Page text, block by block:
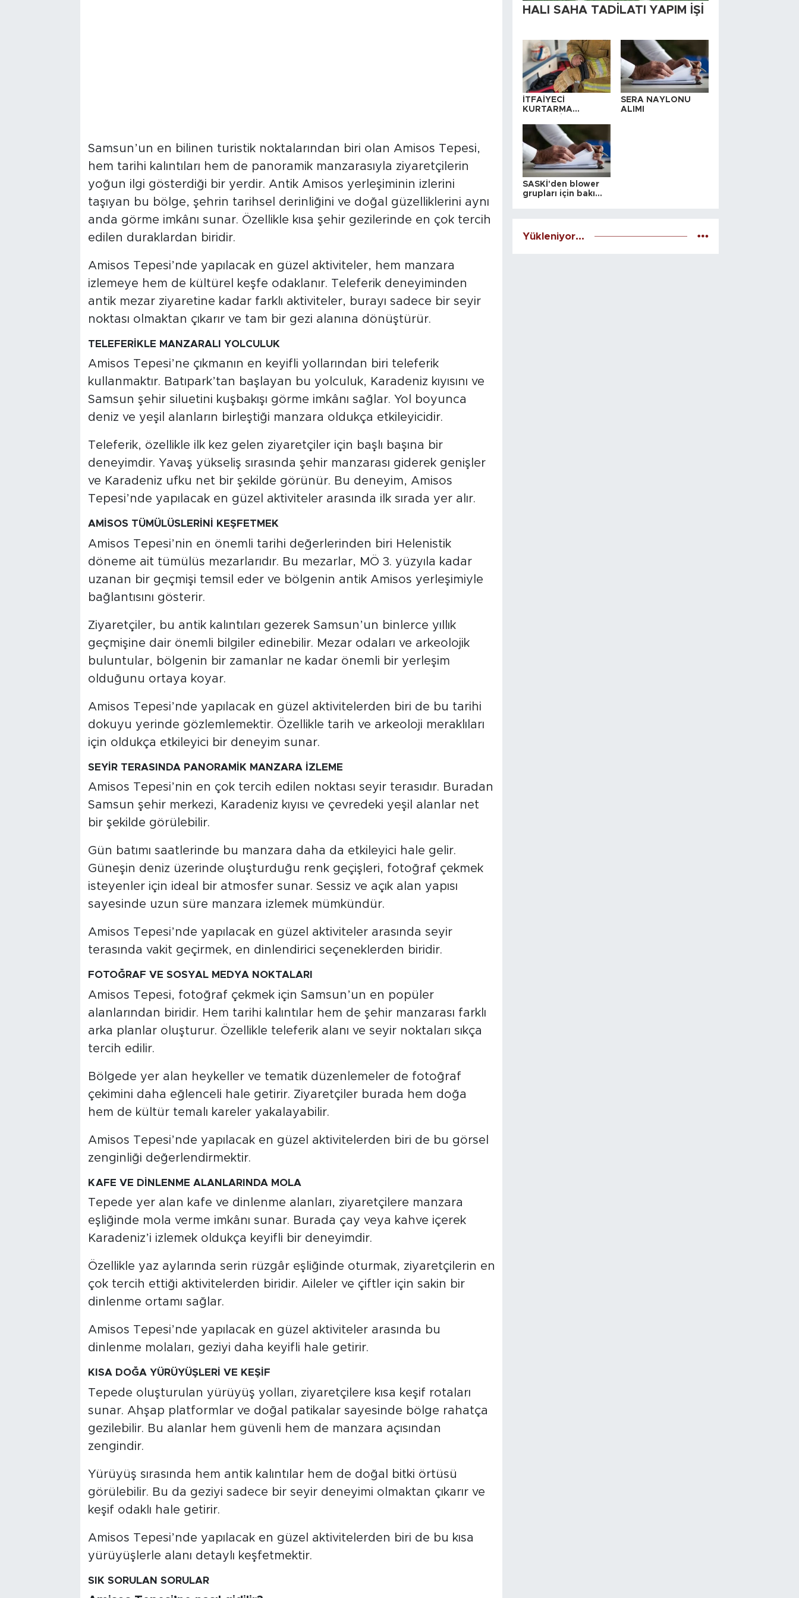
Samsun’un en bilinen turistik noktalarından biri olan Amisos Tepesi,
hem tarihi kalıntıları hem de panoramik manzarasıyla ziyaretçilerin
yoğun ilgi gösterdiği bir yerdir. Antik Amisos yerleşiminin izlerini
taşıyan bu bölge, şehrin tarihsel derinliğini ve doğal güzelliklerini aynı
anda görme imkânı sunar. Özellikle kısa şehir gezilerinde en çok tercih
edilen duraklardan biridir.
Amisos Tepesi’nde yapılacak en güzel aktiviteler, hem manzara
izlemeye hem de kültürel keşfe odaklanır. Teleferik deneyiminden
antik mezar ziyaretine kadar farklı aktiviteler, burayı sadece bir seyir
noktası olmaktan çıkarır ve tam bir gezi alanına dönüştürür.
TELEFERİKLE MANZARALI YOLCULUK
Amisos Tepesi’ne çıkmanın en keyifli yollarından biri teleferik
kullanmaktır. Batıpark’tan başlayan bu yolculuk, Karadeniz kıyısını ve
Samsun şehir siluetini kuşbakışı görme imkânı sağlar. Yol boyunca
deniz ve yeşil alanların birleştiği manzara oldukça etkileyicidir.
Teleferik, özellikle ilk kez gelen ziyaretçiler için başlı başına bir
deneyimdir. Yavaş yükseliş sırasında şehir manzarası giderek genişler
ve Karadeniz ufku net bir şekilde görünür. Bu deneyim, Amisos
Tepesi’nde yapılacak en güzel aktiviteler arasında ilk sırada yer alır.
AMİSOS TÜMÜLÜSLERİNİ KEŞFETMEK
Amisos Tepesi’nin en önemli tarihi değerlerinden biri Helenistik
döneme ait tümülüs mezarlarıdır. Bu mezarlar, MÖ 3. yüzyıla kadar
uzanan bir geçmişi temsil eder ve bölgenin antik Amisos yerleşimiyle
bağlantısını gösterir.
Ziyaretçiler, bu antik kalıntıları gezerek Samsun’un binlerce yıllık
geçmişine dair önemli bilgiler edinebilir. Mezar odaları ve arkeolojik
buluntular, bölgenin bir zamanlar ne kadar önemli bir yerleşim
olduğunu ortaya koyar.
Amisos Tepesi’nde yapılacak en güzel aktivitelerden biri de bu tarihi
dokuyu yerinde gözlemlemektir. Özellikle tarih ve arkeoloji meraklıları
için oldukça etkileyici bir deneyim sunar.
SEYİR TERASINDA PANORAMİK MANZARA İZLEME
Amisos Tepesi’nin en çok tercih edilen noktası seyir terasıdır. Buradan
Samsun şehir merkezi, Karadeniz kıyısı ve çevredeki yeşil alanlar net
bir şekilde görülebilir.
Gün batımı saatlerinde bu manzara daha da etkileyici hale gelir.
Güneşin deniz üzerinde oluşturduğu renk geçişleri, fotoğraf çekmek
isteyenler için ideal bir atmosfer sunar. Sessiz ve açık alan yapısı
sayesinde uzun süre manzara izlemek mümkündür.
Amisos Tepesi’nde yapılacak en güzel aktiviteler arasında seyir
terasında vakit geçirmek, en dinlendirici seçeneklerden biridir.
FOTOĞRAF VE SOSYAL MEDYA NOKTALARI
Amisos Tepesi, fotoğraf çekmek için Samsun’un en popüler
alanlarından biridir. Hem tarihi kalıntılar hem de şehir manzarası farklı
arka planlar oluşturur. Özellikle teleferik alanı ve seyir noktaları sıkça
tercih edilir.
Bölgede yer alan heykeller ve tematik düzenlemeler de fotoğraf
çekimini daha eğlenceli hale getirir. Ziyaretçiler burada hem doğa
hem de kültür temalı kareler yakalayabilir.
Amisos Tepesi’nde yapılacak en güzel aktivitelerden biri de bu görsel
zenginliği değerlendirmektir.
KAFE VE DİNLENME ALANLARINDA MOLA
Tepede yer alan kafe ve dinlenme alanları, ziyaretçilere manzara
eşliğinde mola verme imkânı sunar. Burada çay veya kahve içerek
Karadeniz’i izlemek oldukça keyifli bir deneyimdir.
Özellikle yaz aylarında serin rüzgâr eşliğinde oturmak, ziyaretçilerin en
çok tercih ettiği aktivitelerden biridir. Aileler ve çiftler için sakin bir
dinlenme ortamı sağlar.
Amisos Tepesi’nde yapılacak en güzel aktiviteler arasında bu
dinlenme molaları, geziyi daha keyifli hale getirir.
KISA DOĞA YÜRÜYÜŞLERİ VE KEŞİF
Tepede oluşturulan yürüyüş yolları, ziyaretçilere kısa keşif rotaları
sunar. Ahşap platformlar ve doğal patikalar sayesinde bölge rahatça
gezilebilir. Bu alanlar hem güvenli hem de manzara açısından
zengindir.
Yürüyüş sırasında hem antik kalıntılar hem de doğal bitki örtüsü
görülebilir. Bu da geziyi sadece bir seyir deneyimi olmaktan çıkarır ve
keşif odaklı hale getirir.
Amisos Tepesi’nde yapılacak en güzel aktivitelerden biri de bu kısa
yürüyüşlerle alanı detaylı keşfetmektir.
SIK SORULAN SORULAR
HALI SAHA TADİLATI YAPIM İŞİ
İTFAİYECİ
KURTARMA
ALINACAKTIR
SERA NAYLONU
ALIMI
SASKİ'den blower
grupları için bakım
Yükleniyor...